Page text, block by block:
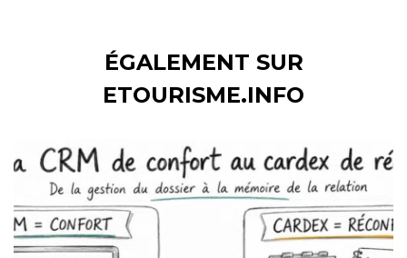
ÉGALEMENT SUR
ETOURISME.INFO